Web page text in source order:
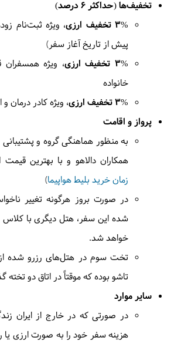
وقت آزاد برای گشت یا خرید در
= ملبورن
سه‌شنبه September 2, 2025 | 1404/06/11
به سوی شهر زیبای گلد کوست
وقت آزاد برای پیاده روی در این
داشت.
= گلدکوست
چهارشنبه September 3, 2025 | 1404/06/12
امروز به سوی بریزبین خواهیم رفت
مناطق برای طبیعت گردها به شمار
کوالاهای بازدید می کنیم و با
آشنا خواهیم شد.
= گلدکوست
تخفیف‌ها (حداکثر 6 درصد)
3% تخفیف ارزی
پیش از تاریخ آغاز سفر)
3% تخفیف ارزی
، ویژه همسفران
خانواده
3% تخفیف ارزی
، ویژه کادر درمان
پرواز و اقامت
به منظور هماهنگی گروه و
همکاران دالاهو و با بهترین
زمان خرید بلیط هواپیما)
در صورت بروز هرگونه تغییر
شده این سفر، هتل دیگری با کلاس
خواهد شد.
تخت سوم در هتل‌های رزرو شده از
تاشو بوده که موقتاً در اتاق دو
سایر موارد
در صورتی که در خارج از ایران
هزینه سفر خود را به صورت ارزی یا